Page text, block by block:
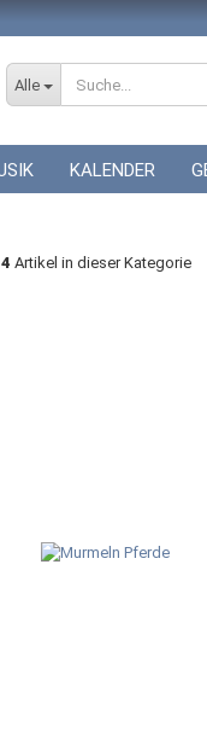
Alle
KALENDER
ZUR HOCHZEIT
Artikel in dieser Kategorie